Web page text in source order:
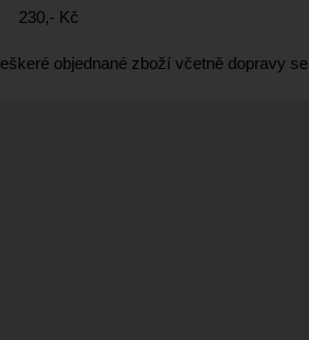
230,- Kč
objednané zboží včetně dopravy se